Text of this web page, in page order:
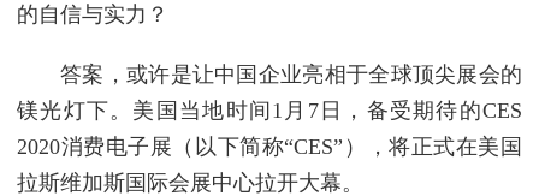
的自信与实力？
答案，或许是让中国企业亮相于全球顶尖展会的
镁光灯下。美国当地时间1月7日，备受期待的CES
2020消费电子展（以下简称“CES”），将正式在美国
拉斯维加斯国际会展中心拉开大幕。